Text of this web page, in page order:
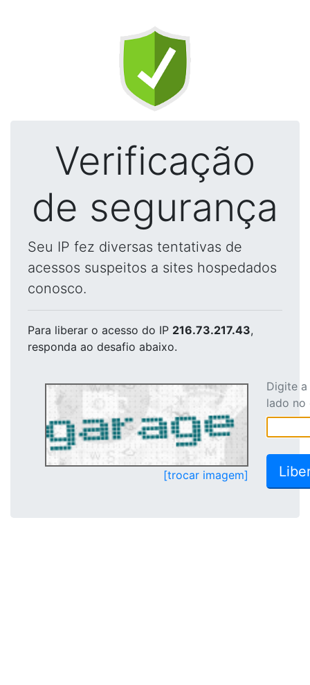
Verificação
de segurança
Seu IP fez diversas tentativas de
acessos suspeitos a sites hospedados
conosco.
Para liberar o acesso do IP 216.73.217.43,
responda ao desafio abaixo.
[trocar imagem]
Digite
lado no